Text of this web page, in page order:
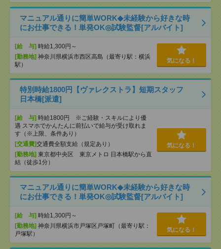
マニュアル通りに簡単WORK◆未経験から好きな時
にお仕事できる！単発OK◎試験監督[アルバイト]
[給 与] 時給1,300円～
[勤務地] 神奈川県横浜市西区高島（最寄り駅：横浜
駅）
気になる！
特別時給1800円【ヴァレクストラ】短期スタッフ
日本橋[派遣]
[給 与] 時給1800円 ※ご経験・スキルにより優
遇 スマホでかんたんに前払いで給与が受け取れま
す（※上限、条件あり）
[交通費]交通費全額支給（規定あり）
[勤務地] 東京都中央区 東京メトロ 日本橋駅から直
結（徒歩1分）
気になる！
マニュアル通りに簡単WORK◆未経験から好きな時
にお仕事できる！単発OK◎試験監督[アルバイト]
[給 与] 時給1,300円～
[勤務地] 神奈川県横浜市戸塚区戸塚町（最寄り駅：
戸塚駅）
気になる！